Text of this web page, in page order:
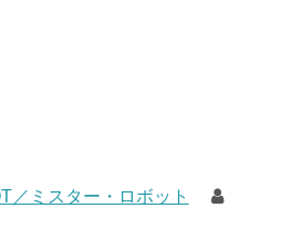
／ミスター・ロボット